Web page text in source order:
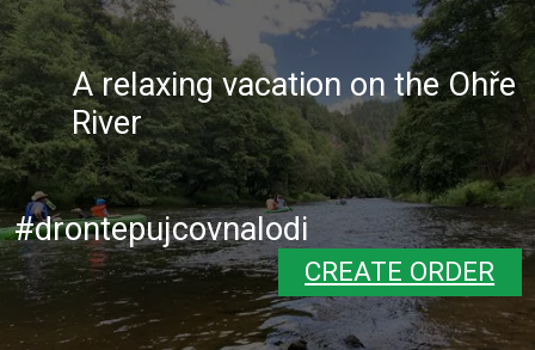
A relaxing vacation on the Ohře
River
#drontepujcovnalodi
CREATE ORDER